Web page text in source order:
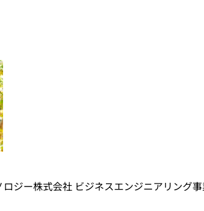
ジー株式会社 ビジネスエンジニアリング